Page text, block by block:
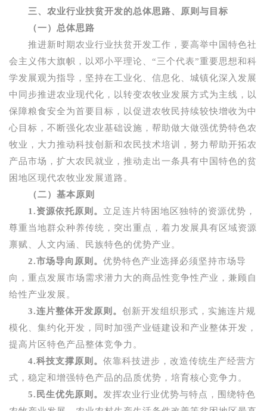
三、农业行业扶贫开发的总体思路、原则与目标
（一）总体思路
推进新时期农业行业扶贫开发工作，要高举中国特色社
会主义伟大旗帜，以邓小平理论、“三个代表”重要思想和科
学发展观为指导，坚持在工业化、信息化、城镇化深入发展
中同步推进农业现代化，以转变农牧业发展方式为主线，以
保障粮食安全为首要目标，以促进农牧民持续较快增收为中
心目标，不断强化农业基础设施，帮助做大做强优势特色农
牧业，大力推动科技创新和农民技术培训，努力帮助开拓农
产品市场，扩大农民就业，推动走出一条具有中国特色的贫
困地区现代农牧业发展道路。
（二）基本原则
1.资源依托原则。 立足连片特困地区独特的资源优势，
尊重当地群众种养传统，突出重点，着力发展具有区域资源
禀赋、人文内涵、民族特色的优势产业。
2.市场导向原则。 优势特色产业选择必须坚持市场导
向，重点发展市场需求潜力大的商品性竞争性产业，兼顾自
给性产业发展。
3.连片整体开发原则。 创新开发组织形式，实施连片规
模化、集约化开发，同时加强产业链建设和产业整体开发，
提高片区特色产品整体竞争力。
4.科技支撑原则。 依靠科技进步，改造传统生产经营方
式，稳定和增强特色产品的品质优势，培育核心竞争力。
5. 民生优先原则。 发挥农业行业优势与特点，围绕特色